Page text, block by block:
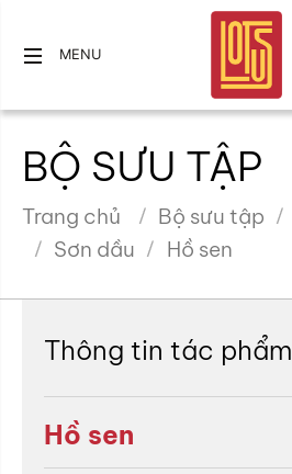
MENU
BỘ SƯU TẬP
Trang chủ Bộ sưu tập
Sơn dầu
Hồ sen
Thông tin tác phẩm
Hồ sen